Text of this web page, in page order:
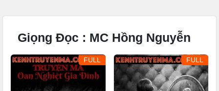
Giọng Đọc : MC Hồng Nguyễn
FULL FULL